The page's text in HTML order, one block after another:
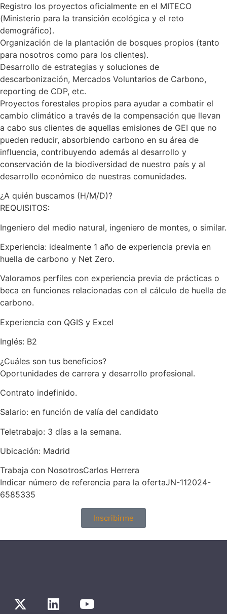
Registro los proyectos oficialmente en el MITECO
(Ministerio para la transición ecológica y el reto
demográfico).
Organización de la plantación de bosques propios (tanto
para nosotros como para los clientes).
Desarrollo de estrategias y soluciones de
descarbonización, Mercados Voluntarios de Carbono,
reporting de CDP, etc.
Proyectos forestales propios para ayudar a combatir el
cambio climático a través de la compensación que llevan
a cabo sus clientes de aquellas emisiones de GEI que no
pueden reducir, absorbiendo carbono en su área de
influencia, contribuyendo además al desarrollo y
conservación de la biodiversidad de nuestro país y al
desarrollo económico de nuestras comunidades.
¿A quién buscamos (H/M/D)?
REQUISITOS:
Ingeniero del medio natural, ingeniero de montes, o similar.
Experiencia: idealmente 1 año de experiencia previa en
huella de carbono y Net Zero.
Valoramos perfiles con experiencia previa de prácticas o
beca en funciones relacionadas con el cálculo de huella de
carbono.
Experiencia con QGIS y Excel
Inglés: B2
¿Cuáles son tus beneficios?
Oportunidades de carrera y desarrollo profesional.
Contrato indefinido.
Salario: en función de valía del candidato
Teletrabajo: 3 días a la semana.
Ubicación: Madrid
Trabaja con NosotrosCarlos Herrera
Indicar número de referencia para la ofertaJN-112024-
6585335
Inscribirme